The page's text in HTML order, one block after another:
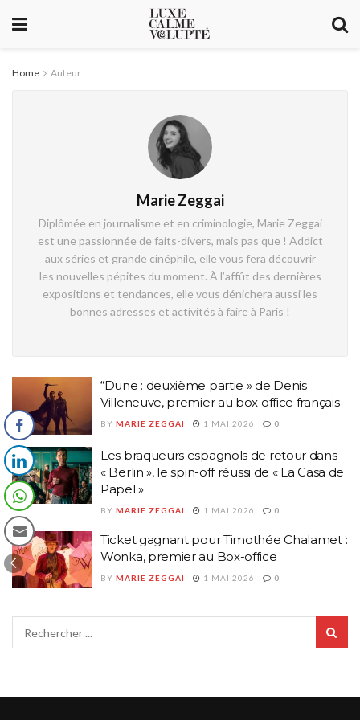
Home Auteur
Marie Zeggai
Diplômée en journalisme et en criminologie, Marie Zeggai
est une passionnée de faits-divers, mais pas que ! Addict
aux séries et grande cinéphile, elle vous fera découvrir
les nouvelles pépites du moment. À l’affût des dernières
expositions et tendances, elle vous dénichera aussi les
bonnes adresses et activités à faire à Paris !
“Dune : deuxième partie » de Denis
Villeneuve, premier au box office français
BY MARIE ZEGGAI 1 MAI 2026 0
Les braqueurs espagnols de retour dans
« Berlin », le spin-off réussi de « La Casa de
Papel »
BY MARIE ZEGGAI 1 MAI 2026 0
Ticket gagnant pour Timothée Chalamet :
Wonka, premier au Box-office
BY MARIE ZEGGAI 1 MAI 2026 0